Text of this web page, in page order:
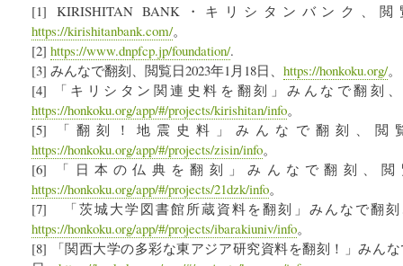
[1] KIRISHITAN BANK・キリシタンバンク、
https://kirishitanbank.com/。
[2] https://www.dnpfcp.jp/foundation/.
[3] みんなで翻刻、閲覧日2023年1月18日、 https://honkoku.org/。
[4] 「キリシタン関連史料を翻刻」みんなで翻刻、
https://honkoku.org/app/#/projects/kirishitan/info。
[5] 「翻刻！地震史料」みんなで翻刻、閲
https://honkoku.org/app/#/projects/zisin/info。
[6] 「日本の仏典を翻刻」みんなで翻刻、閲
https://honkoku.org/app/#/projects/21dzk/info。
[7] 「茨城大学図書館所蔵資料を翻刻」みんなで翻刻
https://honkoku.org/app/#/projects/ibarakiuniv/info。
[8] 「関西大学の多彩な東アジア研究資料を翻刻！」みんな